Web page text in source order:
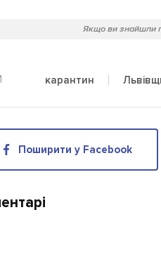
Якщо ви знайшли
карантин
Поширити у Facebook